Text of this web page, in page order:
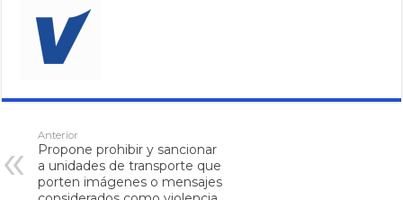
Anterior
Propone prohibir y sancionar
a unidades de transporte que
porten imágenes o mensajes